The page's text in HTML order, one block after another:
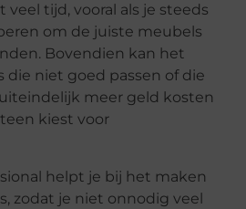
tijd, vooral als je steeds
om de juiste meubels
Bovendien kan het
die niet goed passen of die
meer geld kosten
kiest voor
helpt je bij het maken
zodat je niet onnodig veel